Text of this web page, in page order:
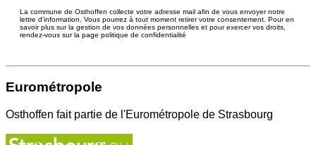
La commune de Osthoffen collecte votre adresse mail afin de vous envoyer notre
lettre d’information. Vous pourrez à tout moment retirer votre consentement. Pour en
savoir plus sur la gestion de vos données personnelles et pour exercer vos droits,
rendez-vous sur la page politique de confidentialité
Eurométropole
Osthoffen fait partie de l'Eurométropole de Strasbourg